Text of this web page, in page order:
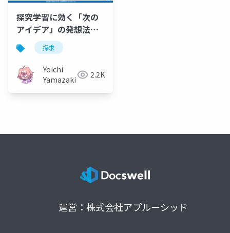
探究学習に効く「次の
アイデア」の発想法
情報エレクトロニクス
から学ぶ！
探求
Yoichi
Yamazaki
2.2K
運営：株式会社アプルーシッド